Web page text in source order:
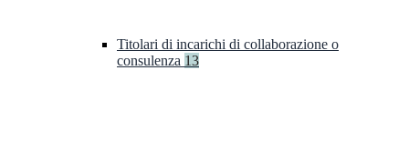
Titolari di incarichi di collaborazione o
consulenza 13